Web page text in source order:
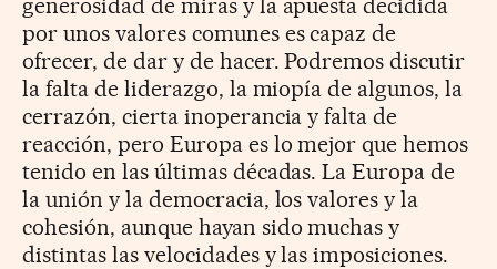
generosidad de miras y la apuesta decidida
por unos valores comunes es capaz de
ofrecer, de dar y de hacer. Podremos discutir
la falta de liderazgo, la miopía de algunos, la
cerrazón, cierta inoperancia y falta de
reacción, pero Europa es lo mejor que hemos
tenido en las últimas décadas. La Europa de
la unión y la democracia, los valores y la
cohesión, aunque hayan sido muchas y
distintas las velocidades y las imposiciones.